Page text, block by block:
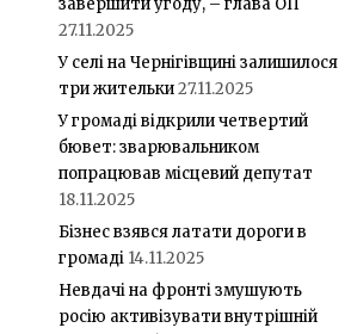
завершити угоду, – глава ОП
27.11.2025
У селі на Чернігівщині залишилося
три жительки27.11.2025
У громаді відкрили четвертий
бювет: зварювальником
попрацював місцевий депутат
18.11.2025
Бізнес взявся латати дороги в
громаді 14.11.2025
Невдачі на фронті змушують
росію активізувати внутрішній